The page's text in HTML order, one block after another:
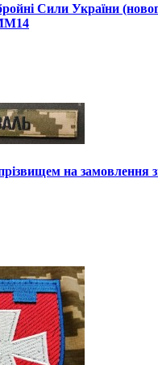
Сили України
на замовлення